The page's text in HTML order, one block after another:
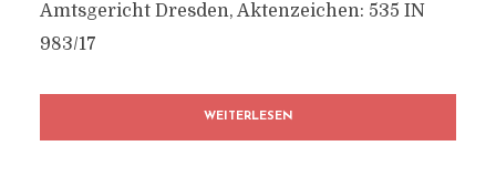
Amtsgericht Dresden, Aktenzeichen: 535 IN
983/17
WEITERLESEN